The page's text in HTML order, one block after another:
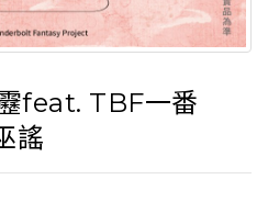
feat. TBF一番
謠